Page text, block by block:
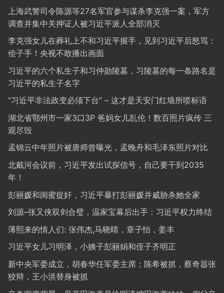
上海武警司令陈源等27名军官参与谋杀李克强一案，军方
调查并集中关押证人被习近平派人全部消灭
李克强女儿在葬礼上不和习近平握手，见到习近平后怒骂：
侩子手！央视不敢播出画面
习近平的六个私生子和习仲勋陵墓，习陵墓的每一条路名是
习近平的私生子名字
“习近平非法政变必须下台” – 这才是天安门红墙所喷标语
湖北省鄂州市一家3口3P 爸妈女儿乱伦！数百照片疯传 三
观尽毁
孟锦云中年照片被唐师曾曝光，孟晚舟和毛泽东照片对比
北戴河会议前，习近平发出试探信号，自己要干到2035
年！
彭丽媛和闺蜜捉奸，习近平暴打彭丽媛并威胁杀她全家
刘源–张又侠双剑合璧，温家宝幕后出手：习近平权力终结
薄熙来的情人们: 张伟杰,马晓晴，章子怡，姜丰
习近平女儿习明泽，小姨子彭丽娟和侄子齐明正
新中央军委成立，胡春华任军委主席；陈希被抓，蔡奇嚣张
狡辩，王小洪替身被抓